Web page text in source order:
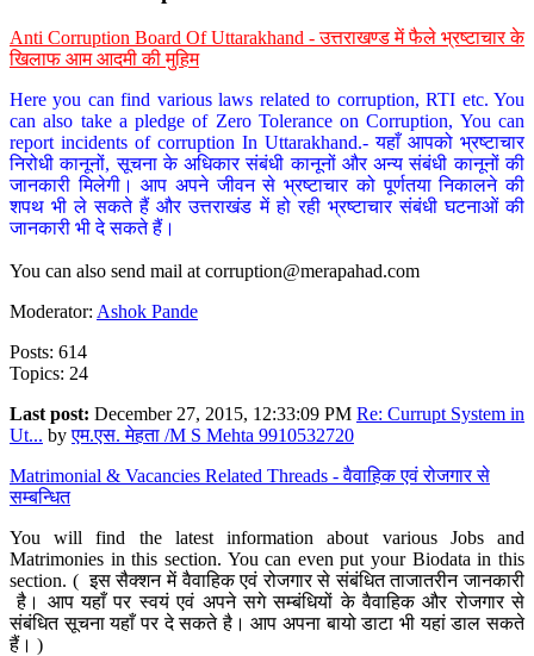
Anti Corruption Board Of Uttarakhand - उत्तराखण्ड में फैले भ्रष्टाचार के
खिलाफ आम आदमी की मुहिम
Here you can find various laws related to corruption, RTI etc. You
can also take a pledge of Zero Tolerance on Corruption, You can
report incidents of corruption In Uttarakhand.- यहाँ आपको भ्रष्टाचार
निरोधी कानूनों, सूचना के अधिकार संबंधी कानूनों और अन्य संबंधी कानूनों की
जानकारी मिलेगी। आप अपने जीवन से भ्रष्टाचार को पूर्णतया निकालने की
शपथ भी ले सकते हैं और उत्तराखंड में हो रही भ्रष्टाचार संबंधी घटनाओं की
जानकारी भी दे सकते हैं।
You can also send mail at corruption@merapahad.com
Moderator: Ashok Pande
Posts: 614
Topics: 24
Last post: December 27, 2015, 12:33:09 PM Re: Currupt System in
Ut... byएम.एस. मेहता /M S Mehta 9910532720
Matrimonial & Vacancies Related Threads - वैवाहिक एवं रोजगार से
सम्बन्धित
You will find the latest information about various Jobs and
Matrimonies in this section. You can even put your Biodata in this
section. ( इस सैक्शन में वैवाहिक एवं रोजगार से संबंधित ताजातरीन जानकारी
है। आप यहाँ पर स्वयं एवं अपने सगे सम्बंधियों के वैवाहिक और रोजगार से
संबंधित सूचना यहाँ पर दे सकते है। आप अपना बायो डाटा भी यहां डाल सकते
हैं। )